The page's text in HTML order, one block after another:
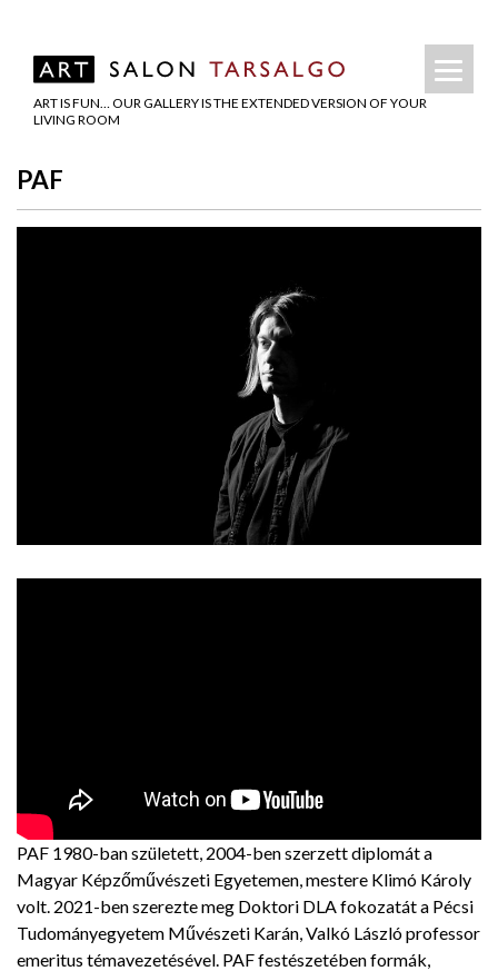
ART IS FUN… OUR GALLERY IS THE EXTENDED VERSION OF YOUR
LIVING ROOM
PAF
PAF 1980-ban született, 2004-ben szerzett diplomát a
Magyar Képzőművészeti Egyetemen, mestere Klimó Károly
volt. 2021-ben szerezte meg Doktori DLA fokozatát a Pécsi
Tudományegyetem Művészeti Karán, Valkó László professor
emeritus témavezetésével. PAF festészetében formák,